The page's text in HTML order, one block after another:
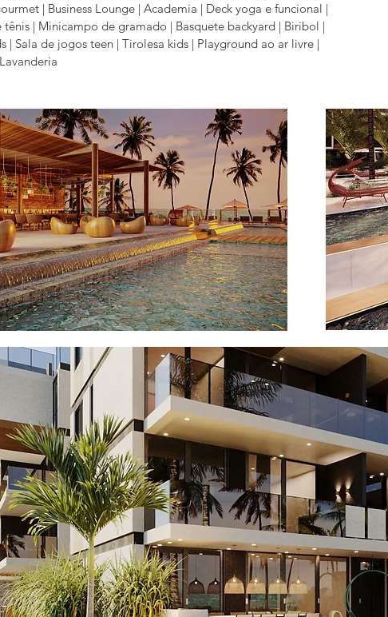
| Business Lounge | Academia | Deck yoga e funcional |
tênis | Minicampo de gramado | Basquete backyard | Biribol |
| Sala de jogos teen | Tirolesa kids | Playground ao ar livre |